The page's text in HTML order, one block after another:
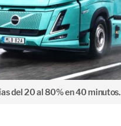
del 20 al 80% en 40 minutos.